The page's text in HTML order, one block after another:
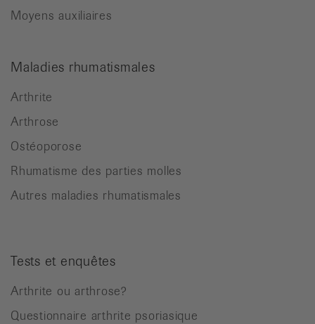
Moyens auxiliaires
Maladies rhumatismales
Arthrite
Arthrose
Ostéoporose
Rhumatisme des parties molles
Autres maladies rhumatismales
Tests et enquêtes
Arthrite ou arthrose?
Questionnaire arthrite psoriasique